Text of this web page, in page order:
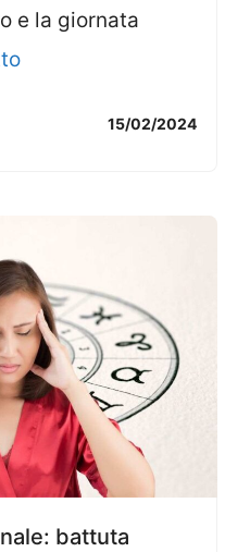
e la giornata
15/02/2024
battuta